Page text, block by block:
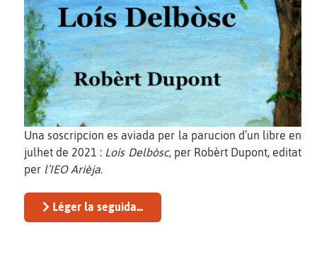
Una soscripcion es aviada per la parucion d’un libre en
julhet de 2021 : Loís Delbòsc, per Robèrt Dupont, editat
per l’IEO Arièja.
Léger la seguida...